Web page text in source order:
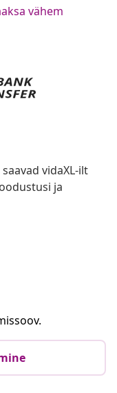
vähem
vidaXL-ilt
ja